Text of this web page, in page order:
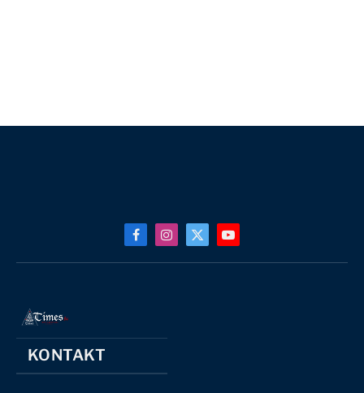
FacebookInstagram
X
(Twitter)
YouTube
KONTAKT